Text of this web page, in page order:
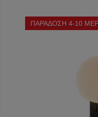
ΠΑΡΑΔΟΣΗ 4-10